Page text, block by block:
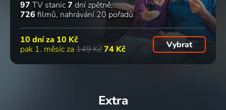
97 TV stanic7 dní zpětně
726 filmů nahrávání 20 pořadů
10 dní za 10 Kč
pak 1. měsíc za 149 Kč74 Kč Vybrat
Extra